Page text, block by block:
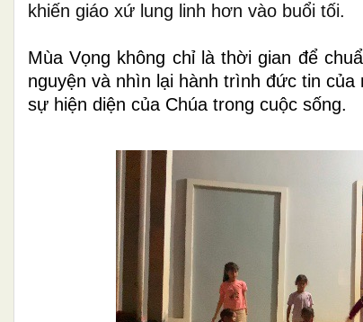
khiến giáo xứ lung linh hơn vào buổi tối.
Mùa Vọng không chỉ là thời gian để
nguyện và nhìn lại hành trình đức tin
sự hiện diện của Chúa trong cuộc sống.